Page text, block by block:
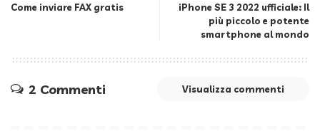
Come inviare FAX gratis
iPhone SE 3 2022 ufficiale: Il
più piccolo e potente
smartphone al mondo
2 Commenti Visualizza commenti